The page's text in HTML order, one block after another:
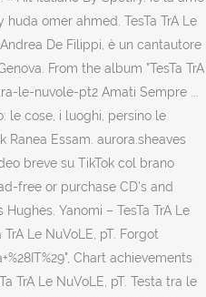
huda omer ahmed. TesTa TrA Le
De Filippi, è un cantautore
From the album "TesTa TrA
le-nuvole-pt2 Amati Sempre ...
le cose, i luoghi, persino le
Ranea Essam. aurora.sheaves
breve su TikTok col brano
free or purchase CD's and
Yanomi – TesTa TrA Le
Le NuVoLE, pT. Forgot
Chart achievements
TrA Le NuVoLE, pT. Testa tra le